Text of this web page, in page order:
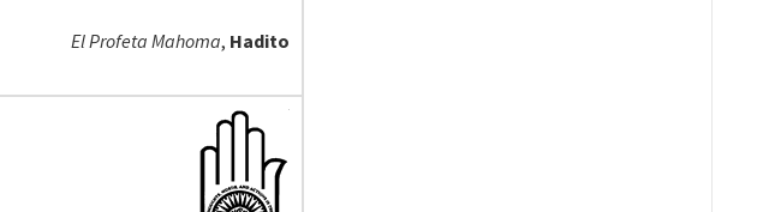
El Profeta Mahoma, Hadito